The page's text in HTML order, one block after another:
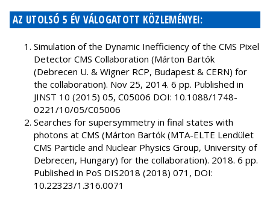
AZ UTOLSÓ 5 ÉV VÁLOGATOTT KÖZLEMÉNYEI:
Simulation of the Dynamic Inefficiency of the CMS Pixel
Detector CMS Collaboration (Márton Bartók
(Debrecen U. & Wigner RCP, Budapest & CERN) for
the collaboration). Nov 25, 2014. 6 pp. Published in
JINST 10 (2015) 05, C05006 DOI: 10.1088/1748-
0221/10/05/C05006
Searches for supersymmetry in final states with
photons at CMS (Márton Bartók (MTA-ELTE Lendület
CMS Particle and Nuclear Physics Group, University of
Debrecen, Hungary) for the collaboration). 2018. 6 pp.
Published in PoS DIS2018 (2018) 071, DOI:
10.22323/1.316.0071